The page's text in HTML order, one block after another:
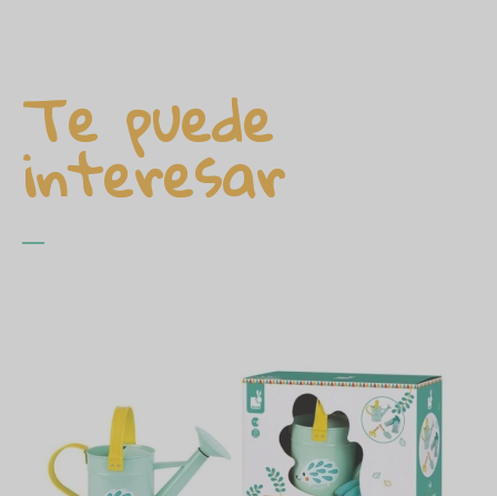
Te puede
interesar